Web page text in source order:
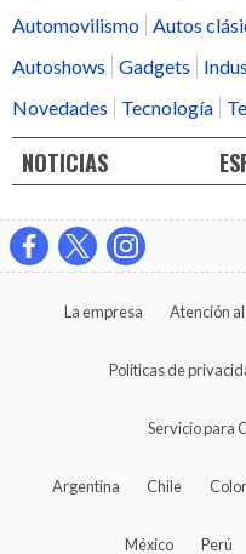
Automovilismo Autos
Autoshows
Gadgets
Novedades
Tecnología
NOTICIAS
La empresa Atención
Políticas de
Servicio para
Argentina Chile
México Perú